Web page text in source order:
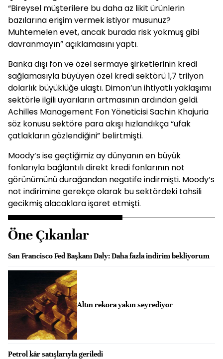
“Bireysel müşterilere bu daha az likit ürünlerin
bazılarına erişim vermek istiyor musunuz?
Muhtemelen evet, ancak burada risk yokmuş gibi
davranmayın” açıklamasını yaptı.
Banka dışı fon ve özel sermaye şirketlerinin kredi
sağlamasıyla büyüyen özel kredi sektörü 1,7 trilyon
dolarlık büyüklüğe ulaştı. Dimon’un ihtiyatlı yaklaşımı
sektörle ilgili uyarıların artmasının ardından geldi.
Achilles Management Fon Yöneticisi Sachin Khajuria
söz konusu sektöre para akışı hızlandıkça “ufak
çatlakların gözlendiğini” belirtmişti.
Moody’s ise geçtiğimiz ay dünyanın en büyük
fonlarıyla bağlantılı direkt kredi fonlarının not
görünümünü durağandan negatife indirmişti. Moody’s
not indirimine gerekçe olarak bu sektördeki tahsili
gecikmiş alacaklara işaret etmişti.
Öne Çıkanlar
San Francisco Fed Başkanı Daly: Daha fazla indirim bekliyorum
Altın rekora yakın seyrediyor
Petrol kâr satışlarıyla geriledi